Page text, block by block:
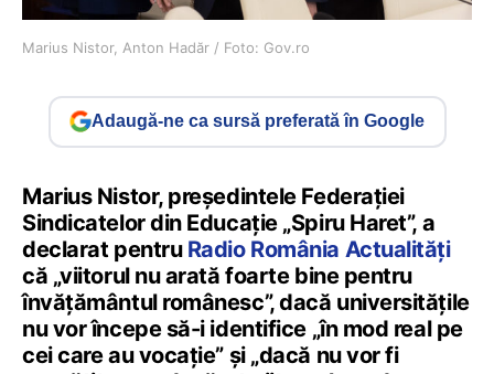
Marius Nistor, Anton Hadăr / Foto: Gov.ro
Adaugă-ne ca sursă preferată în Google
Marius Nistor, președintele Federației
Sindicatelor din Educație „Spiru Haret”, a
declarat pentru Radio România Actualități
că „viitorul nu arată foarte bine pentru
învățământul românesc”, dacă universitățile
nu vor începe să-i identifice „în mod real pe
cei care au vocație” și „dacă nu vor fi